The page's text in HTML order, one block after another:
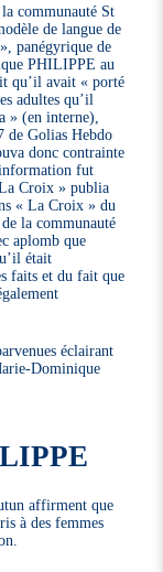
communauté St
de langue de
panégyrique de
PHILIPPE au
qu’il avait « porté
adultes qu’il
» (en interne),
de Golias Hebdo
donc contrainte
fut
Croix » publia
« La Croix » du
la communauté
aplomb que
était
faits et du fait que
éclairant
Dominique
affirment que
à des femmes